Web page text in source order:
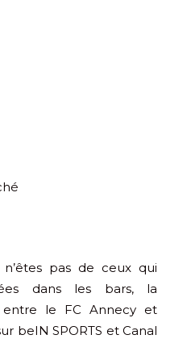
pas de ceux qui
dans les bars, la
entre le FC Annecy et
beIN SPORTS et Canal